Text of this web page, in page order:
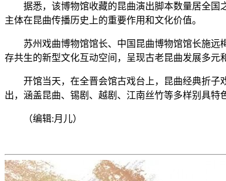
据悉，该博物馆收藏的昆曲演出脚本数量居全国
主体在昆曲传播历史上的重要作用和文化价值。
苏州戏曲博物馆馆长、中国昆曲博物馆馆长施远
存共生的新型文化互动空间，呈现古老昆曲发展多元
开馆当天，在全晋会馆古戏台上，昆曲经典折子
出，涵盖昆曲、锡剧、越剧、江南丝竹等多样别具特
（编辑:月儿）